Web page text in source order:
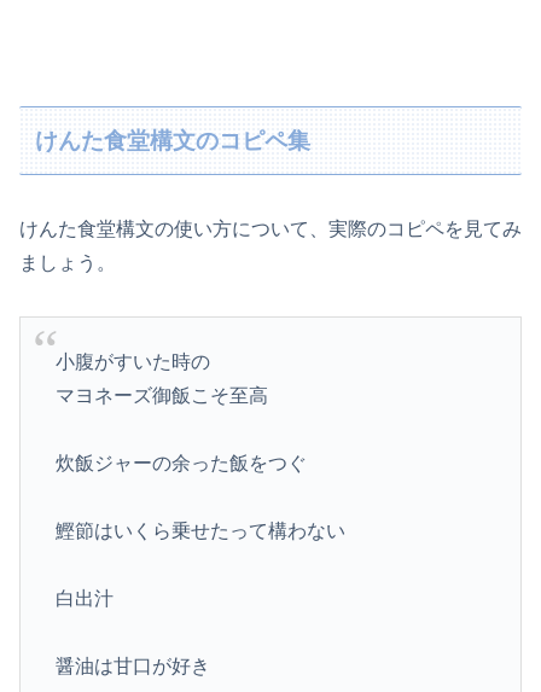
けんた食堂構文のコピペ集
けんた食堂構文の使い方について、実際のコピペを見てみ
ましょう。
小腹がすいた時の
マヨネーズ御飯こそ至高
炊飯ジャーの余った飯をつぐ
鰹節はいくら乗せたって構わない
白出汁
醤油は甘口が好き